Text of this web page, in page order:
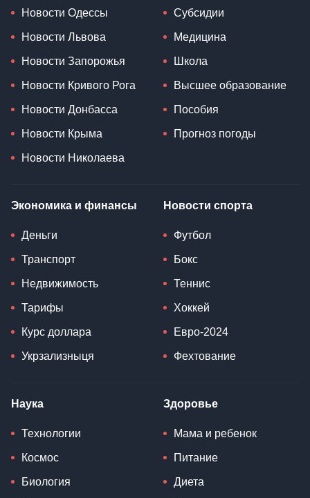
Новости Одессы
Новости Львова
Новости Запорожья
Новости Кривого Рога
Новости Донбасса
Новости Крыма
Новости Николаева
Субсидии
Медицина
Школа
Высшее образование
Пособия
Прогноз погоды
Экономика и финансы
Деньги
Транспорт
Недвижимость
Тарифы
Курс доллара
Укрзализныця
Новости спорта
Футбол
Бокс
Теннис
Хоккей
Евро-2024
Фехтование
Наука
Технологии
Космос
Биология
Здоровье
Мама и ребенок
Питание
Диета